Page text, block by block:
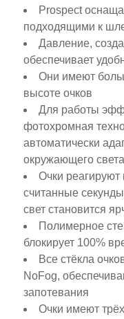
Prospect
подходящими к
Давление,
обеспечивает
Они имеют
высоте очков
Для работы
фотохромная
автоматически
окружающего света
Очки реагируют
считанные
свет становится
Полимерное
блокирует 100%
Все стёкла
NoFog,
запотевания
Очки имеют